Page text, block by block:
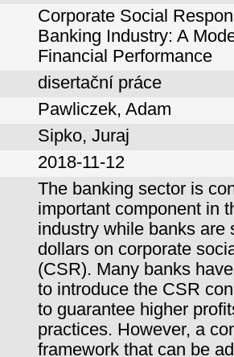
Corporate Social
Banking Industry: A
Financial Performance
disertační práce
Pawliczek, Adam
Sipko, Juraj
2018-11-12
The banking sector is
important component in
industry while banks are
dollars on corporate
(CSR). Many banks
to introduce the CSR
to guarantee higher
practices. However, a
framework that can be